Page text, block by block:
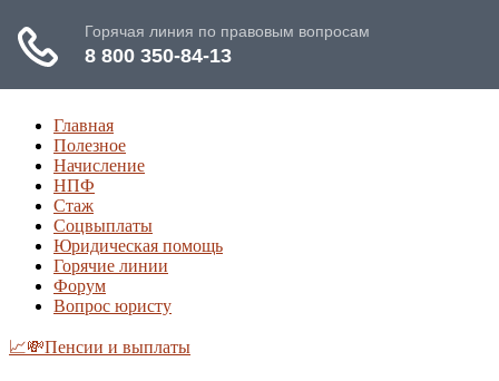
Главная
Полезное
Начисление
НПФ
Стаж
Соцвыплаты
Юридическая помощь
Горячие линии
Форум
Вопрос юристу
📈💸Пенсии и выплаты